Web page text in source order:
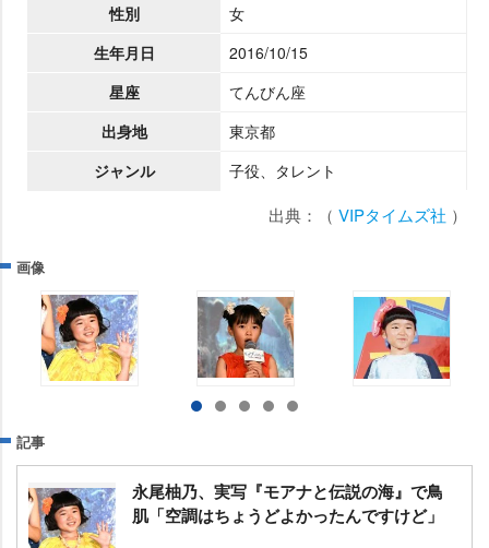
性別
女
生年月日
2016/10/15
星座
てんびん座
出身地
東京都
ジャンル
子役、タレント
出典：（ VIPタイムズ社 ）
画像
記事
永尾柚乃、実写『モアナと伝説の海』で鳥
肌「空調はちょうどよかったんですけど」